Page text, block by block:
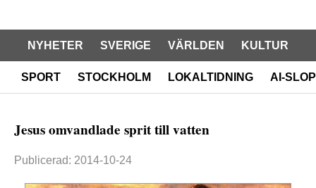
NYHETER SVERIGE VÄRLDEN KULTUR
SPORT STOCKHOLM LOKALTIDNING AI-SLOP
Jesus omvandlade sprit till vatten
Publicerad: 2014-10-24